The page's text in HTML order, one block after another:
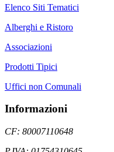
Elenco Siti Tematici
Alberghi e Ristoro
Associazioni
Prodotti Tipici
Uffici non Comunali
Informazioni
CF: 80007110648